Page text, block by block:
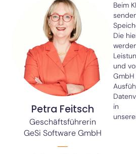
Petra Feitsch
Geschäftsführerin
GeSi Software GmbH
Beim
Die
und
in